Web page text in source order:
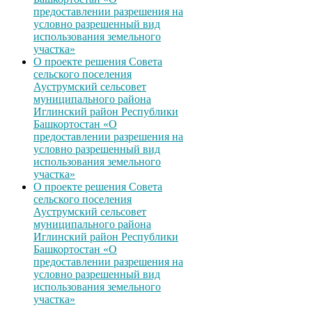
предоставлении разрешения на
условно разрешенный вид
использования земельного
участка»
О проекте решения Совета
сельского поселения
Ауструмский сельсовет
муниципального района
Иглинский район Республики
Башкортостан «О
предоставлении разрешения на
условно разрешенный вид
использования земельного
участка»
О проекте решения Совета
сельского поселения
Ауструмский сельсовет
муниципального района
Иглинский район Республики
Башкортостан «О
предоставлении разрешения на
условно разрешенный вид
использования земельного
участка»